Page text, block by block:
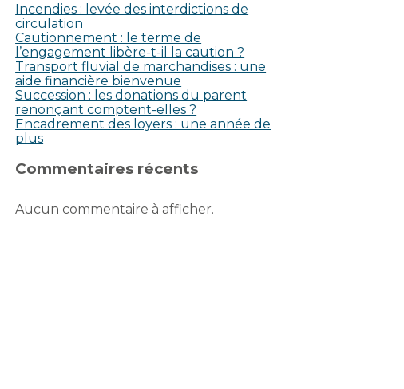
Incendies : levée des interdictions de
circulation
Cautionnement : le terme de
l’engagement libère-t-il la caution ?
Transport fluvial de marchandises : une
aide financière bienvenue
Succession : les donations du parent
renonçant comptent-elles ?
Encadrement des loyers : une année de
plus
Commentaires récents
Aucun commentaire à afficher.